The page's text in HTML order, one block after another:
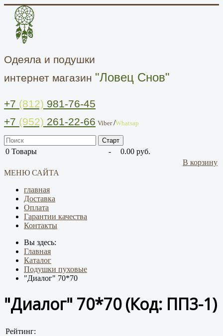
Одеяла и подушки
интернет магазин "Ловец Снов"
+7 (812) 981-76-45
+7 (952) 261-22-66 Viber/Whatsap
0 Товары -
0.00 руб.
В корзину
МЕНЮ САЙТА
главная
Доставка
Оплата
Гарантии качества
Контакты
Вы здесь:
Главная
Каталог
Подушки пуховые
"Диалог" 70*70
"Диалог" 70*70(Код: ПП3-1)
Рейтинг: